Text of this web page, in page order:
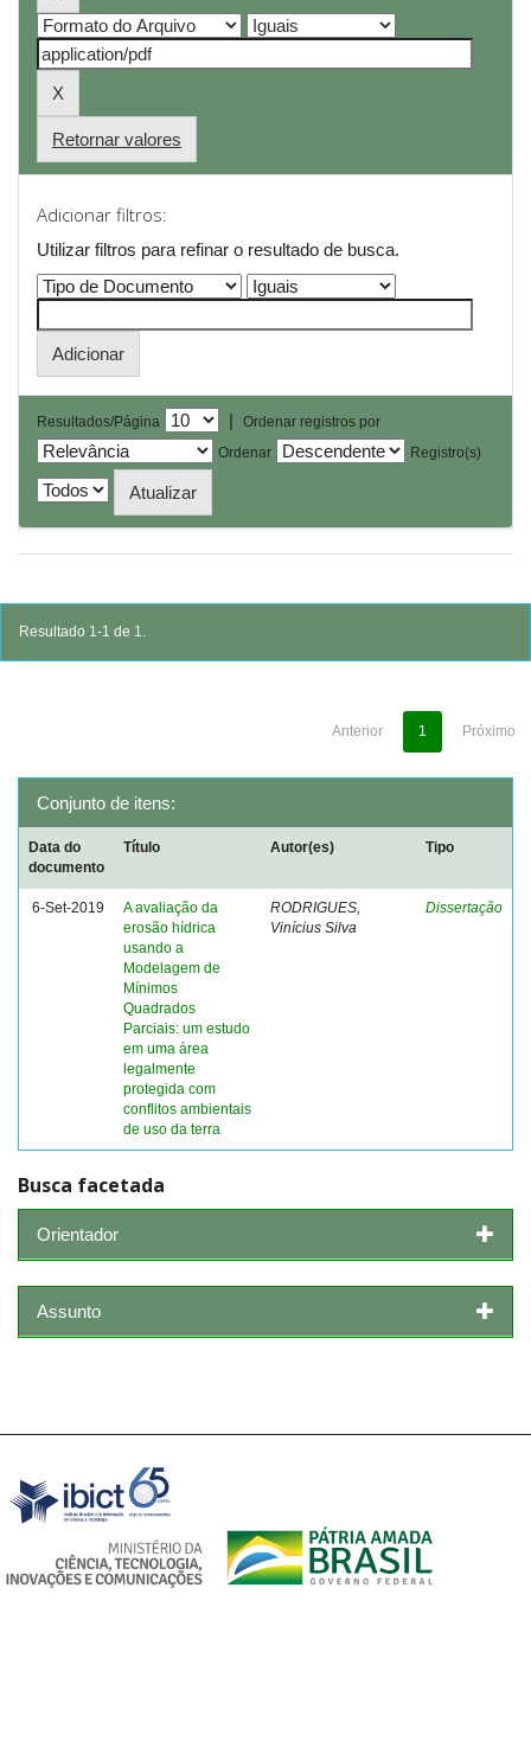
Retornar valores
Adicionar filtros:
Utilizar filtros para refinar o resultado de busca.
Resultados/Página |
Ordenar registros por
Ordenar
Registro(s)
Resultado 1-1 de 1.
Anterior 1 Próximo
Conjunto de itens:
Data do
documento
Título Autor(es) Tipo
6-Set-2019
A avaliação da
erosão hídrica
usando a
Modelagem de
Mínimos
Quadrados
Parciais: um estudo
em uma área
legalmente
protegida com
conflitos ambientais
de uso da terra
RODRIGUES,
Vinícius Silva
Dissertação
Busca facetada
Orientador
Assunto